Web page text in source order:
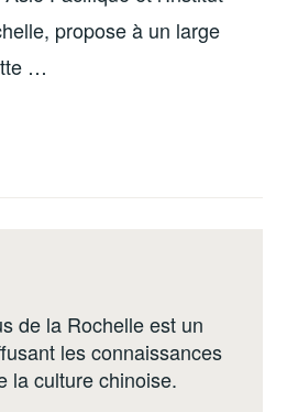
propose à un large
…
de la Rochelle est un
les connaissances
la culture chinoise.